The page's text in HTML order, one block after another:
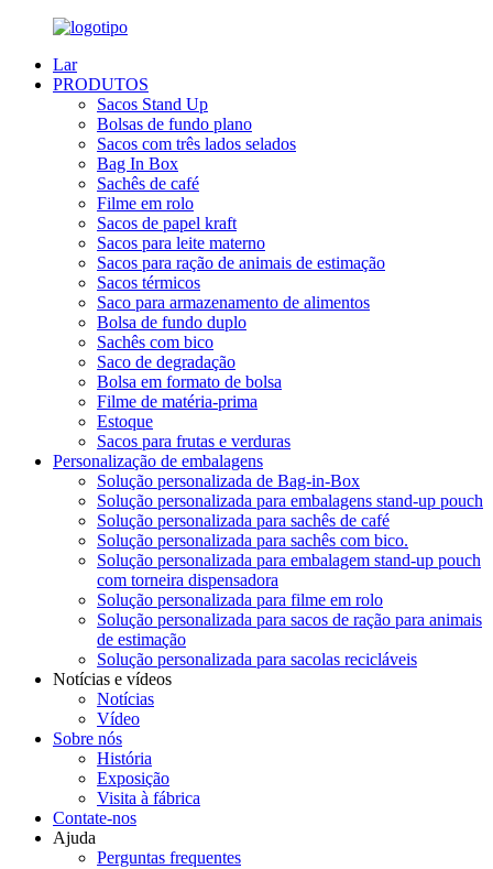
Lar
PRODUTOS
Sacos Stand Up
Bolsas de fundo plano
Sacos com três lados selados
Bag In Box
Sachês de café
Filme em rolo
Sacos de papel kraft
Sacos para leite materno
Sacos para ração de animais de estimação
Sacos térmicos
Saco para armazenamento de alimentos
Bolsa de fundo duplo
Sachês com bico
Saco de degradação
Bolsa em formato de bolsa
Filme de matéria-prima
Estoque
Sacos para frutas e verduras
Personalização de embalagens
Solução personalizada de Bag-in-Box
Solução personalizada para embalagens stand-up pouch
Solução personalizada para sachês de café
Solução personalizada para sachês com bico.
Solução personalizada para embalagem stand-up pouch
com torneira dispensadora
Solução personalizada para filme em rolo
Solução personalizada para sacos de ração para animais
de estimação
Solução personalizada para sacolas recicláveis
Notícias e vídeos
Notícias
Vídeo
Sobre nós
História
Exposição
Visita à fábrica
Contate-nos
Ajuda
Perguntas frequentes